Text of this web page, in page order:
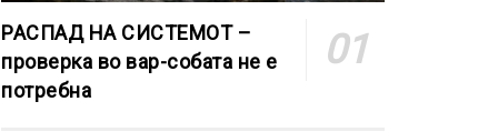
РАСПАД НА СИСТЕМОТ –
проверка во вар-собата не е
потребна